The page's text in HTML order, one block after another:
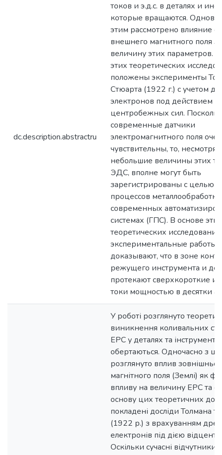
dc.description.abstractru
токов и э.д.с. в деталях и
которые вращаются.
этим рассмотрено влияние
внешнего магнитного поля
величину этих параметров.
этих теоретических
положены эксперименты
Стюарта (1922 г.) с учетом
электронов под действием
центробежных сил.
современные датчики
электромагнитного поля
чувствительны, то, несмотря
небольшие величины этих
ЭДС, вполне могут быть
зарегистрированы с целью
процессов
современных
системах (ГПС). В основе этих
теоретических
экспериментальные работы,
доказывают, что в зоне
режущего инструмента и
протекают сверхкороткие
токи мощностью в десятки
У роботі розглянуто
виникнення коливальних
ЕРС у деталях та
обертаються. Одночасно з
розглянуто вплив
магнітного поля (Землі) як
впливу на величину ЕРС та
основу цих теоретичних
покладені досліди Толмана
(1922 р.) з врахуванням
електронів під дією
Оскільки сучасні відчутники